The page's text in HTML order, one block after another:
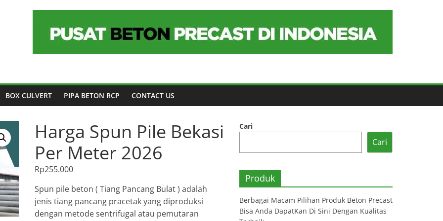
BOX CULVERT PIPA BETON RCP CONTACT US
Harga Spun Pile Bekasi
Per Meter 2026
Rp255.000
Spun pile beton ( Tiang Pancang Bulat ) adalah
jenis tiang pancang pracetak yang diproduksi
dengan metode sentrifugal atau pemutaran
Cari
Cari
Produk
Berbagai Macam Pilihan Produk Beton Precast
Bisa Anda DapatKan Di Sini Dengan Kualitas